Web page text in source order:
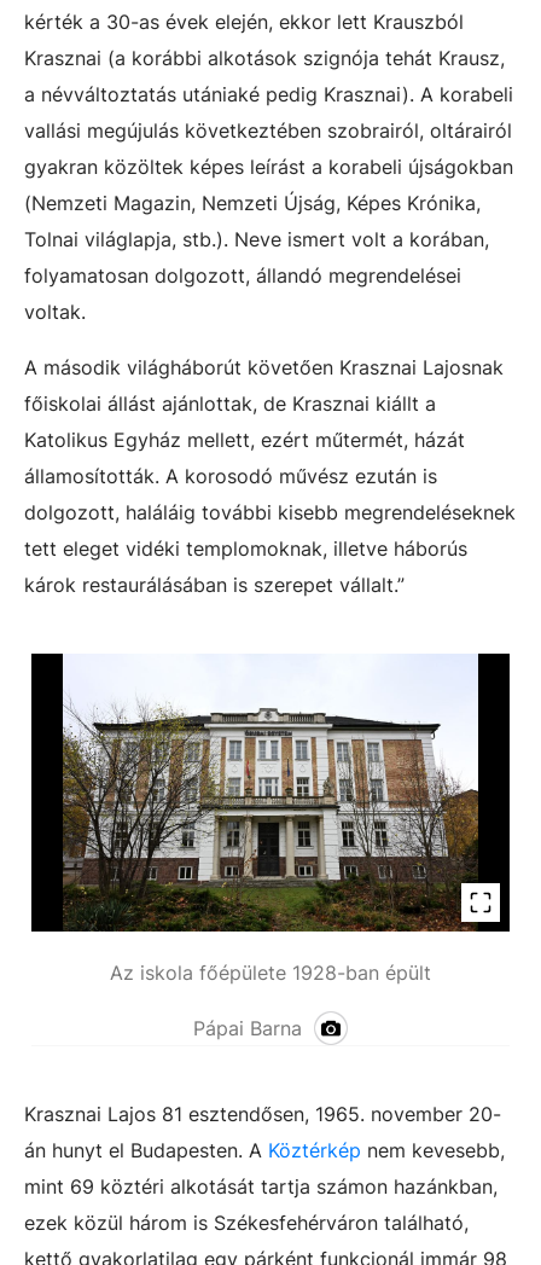
kérték a 30-as évek elején, ekkor lett Krauszból
Krasznai (a korábbi alkotások szignója tehát Krausz,
a névváltoztatás utániaké pedig Krasznai). A korabeli
vallási megújulás következtében szobrairól, oltárairól
gyakran közöltek képes leírást a korabeli újságokban
(Nemzeti Magazin, Nemzeti Újság, Képes Krónika,
Tolnai világlapja, stb.). Neve ismert volt a korában,
folyamatosan dolgozott, állandó megrendelései
voltak.
A második világháborút követően Krasznai Lajosnak
főiskolai állást ajánlottak, de Krasznai kiállt a
Katolikus Egyház mellett, ezért műtermét, házát
államosították. A korosodó művész ezután is
dolgozott, haláláig további kisebb megrendeléseknek
tett eleget vidéki templomoknak, illetve háborús
károk restaurálásában is szerepet vállalt.”
Az iskola főépülete 1928-ban épült
Pápai Barna
Krasznai Lajos 81 esztendősen, 1965. november 20-
án hunyt el Budapesten. A Köztérkép nem kevesebb,
mint 69 köztéri alkotását tartja számon hazánkban,
ezek közül három is Székesfehérváron található,
kettő gyakorlatilag egy párként funkcionál immár 98